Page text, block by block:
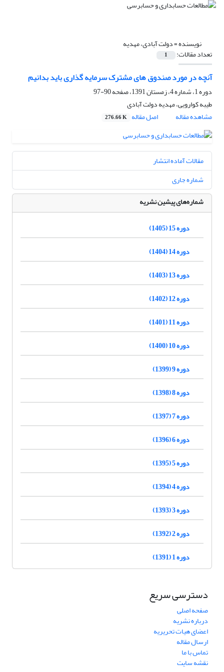
نویسنده =دولت آبادی، مهدیه
تعداد مقالات: 1
آنچه در مورد صندوق های مشترک سرمایه گذاری باید بدانیم
دوره 1، شماره 4، زمستان 1391، صفحه
90-97
طیبه کوارویی، مهدیه دولت آبادی
مشاهده مقاله
اصل مقاله 276.66 K
مقالات آماده انتشار
شماره جاری
شماره‌های پیشین نشریه
دوره 15 (1405)
دوره 14 (1404)
دوره 13 (1403)
دوره 12 (1402)
دوره 11 (1401)
دوره 10 (1400)
دوره 9 (1399)
دوره 8 (1398)
دوره 7 (1397)
دوره 6 (1396)
دوره 5 (1395)
دوره 4 (1394)
دوره 3 (1393)
دوره 2 (1392)
دوره 1 (1391)
دسترسی سریع
صفحه اصلی
درباره نشریه
اعضای هیات تحریریه
ارسال مقاله
تماس با ما
نقشه سایت